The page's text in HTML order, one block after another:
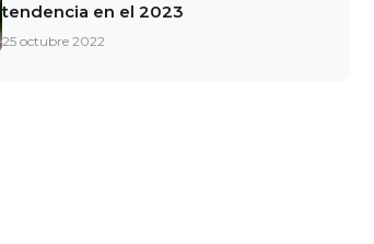
tendencia en el 2023
25 octubre 2022